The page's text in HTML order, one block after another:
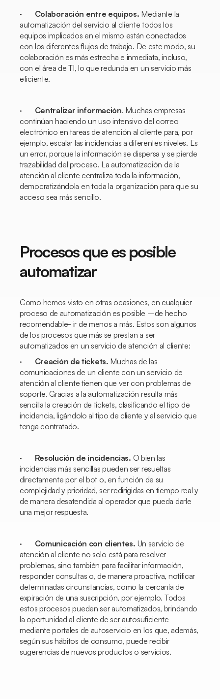
· Colaboración entre equipos. Mediante la
automatización del servicio al cliente todos los
equipos implicados en el mismo están conectados
con los diferentes flujos de trabajo. De este modo, su
colaboración es más estrecha e inmediata, incluso,
con el área de TI, lo que redunda en un servicio más
eficiente.
· Centralizar información. Muchas empresas
continúan haciendo un uso intensivo del correo
electrónico en tareas de atención al cliente para, por
ejemplo, escalar las incidencias a diferentes niveles. Es
un error, porque la información se dispersa y se pierde
trazabilidad del proceso. La automatización de la
atención al cliente centraliza toda la información,
democratizándola en toda la organización para que su
acceso sea más sencillo.
Procesos que es posible
automatizar
Como hemos visto en otras ocasiones, en cualquier
proceso de automatización es posible –de hecho
recomendable- ir de menos a más. Estos son algunos
de los procesos que más se prestan a ser
automatizados en un servicio de atención al cliente:
· Creación de tickets. Muchas de las
comunicaciones de un cliente con un servicio de
atención al cliente tienen que ver con problemas de
soporte. Gracias a la automatización resulta más
sencilla la creación de tickets, clasificando el tipo de
incidencia, ligándolo al tipo de cliente y al servicio que
tenga contratado.
· Resolución de incidencias. O bien las
incidencias más sencillas pueden ser resueltas
directamente por el bot o, en función de su
complejidad y prioridad, ser redirigidas en tiempo real y
de manera desatendida al operador que pueda darle
una mejor respuesta.
· Comunicación con clientes. Un servicio de
atención al cliente no solo está para resolver
problemas, sino también para facilitar información,
responder consultas o, de manera proactiva, notificar
determinadas circunstancias, como la cercanía de
expiración de una suscripción, por ejemplo. Todos
estos procesos pueden ser automatizados, brindando
la oportunidad al cliente de ser autosuficiente
mediante portales de autoservicio en los que, además,
según sus hábitos de consumo, puede recibir
sugerencias de nuevos productos o servicios.